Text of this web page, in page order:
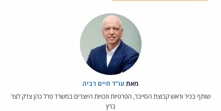
מאת‏עו"ד חיים רביה
שותף בכיר וראש קבוצת הסייבר, הפרטיות וזכויות היוצרים במשרד פרל כהן צדק לצר
ברץ